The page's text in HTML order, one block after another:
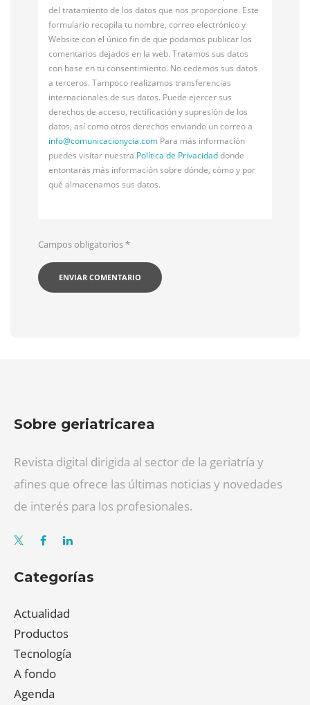
del tratamiento de los datos que nos proporcione. Este
formulario recopila tu nombre, correo electrónico y
Website con el único fin de que podamos publicar los
comentarios dejados en la web. Tratamos sus datos
con base en tu consentimiento. No cedemos sus datos
a terceros. Tampoco realizamos transferencias
internacionales de sus datos. Puede ejercer sus
derechos de acceso, rectificación y supresión de los
datos, así como otros derechos enviando un correo a
info@comunicacionycia.com Para más información
puedes visitar nuestra Política de Privacidaddonde
entontarás más información sobre dónde, cómo y por
qué almacenamos sus datos.
Campos obligatorios*
Sobre geriatricarea
Revista digital dirigida al sector de la geriatría y
afines que ofrece las últimas noticias y novedades
de interés para los profesionales.
Categorías
Actualidad
Productos
Tecnología
A fondo
Agenda